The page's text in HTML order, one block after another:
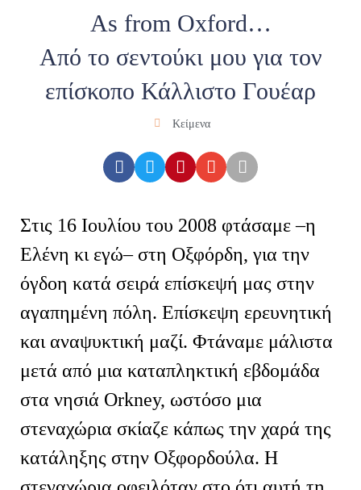
As from Oxford…
Από το σεντούκι μου για τον
επίσκοπο Κάλλιστο Γουέαρ
Κείμενα
Στις 16 Ιουλίου του 2008 φτάσαμε –η
Ελένη κι εγώ– στη Οξφόρδη, για την
όγδοη κατά σειρά επίσκεψή μας στην
αγαπημένη πόλη. Επίσκεψη ερευνητική
και αναψυκτική μαζί. Φτάναμε μάλιστα
μετά από μια καταπληκτική εβδομάδα
στα νησιά Orkney, ωστόσο μια
στεναχώρια σκίαζε κάπως την χαρά της
κατάληξης στην Οξφορδούλα. Η